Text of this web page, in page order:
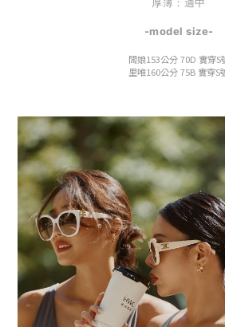
-model size-
闆娘153公分 70D 實穿S
里唯160公分 75B 實穿S